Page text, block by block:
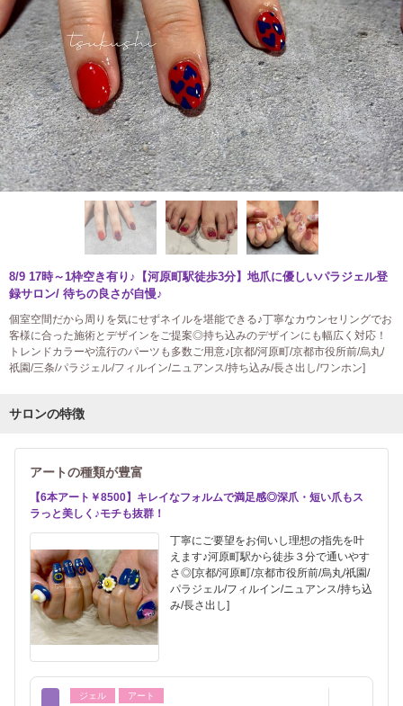
8/9 17時～1枠空き有り♪【河原町駅徒歩3分】地爪に優しいパラジェル登
録サロン/ 待ちの良さが自慢♪
個室空間だから周りを気にせずネイルを堪能できる♪丁寧なカウンセリングでお
客様に合った施術とデザインをご提案◎持ち込みのデザインにも幅広く対応！
トレンドカラーや流行のパーツも多数ご用意♪[京都/河原町/京都市役所前/烏丸/
祇園/三条/パラジェル/フィルイン/ニュアンス/持ち込み/長さ出し/ワンホン]
サロンの特徴
アートの種類が豊富
【6本アート￥8500】キレイなフォルムで満足感◎深爪・短い爪もス
ラっと美しく♪モチも抜群！
丁寧にご要望をお伺いし理想の指先を叶
えます♪河原町駅から徒歩３分で通いやす
さ◎[京都/河原町/京都市役所前/烏丸/祇園/
パラジェル/フィルイン/ニュアンス/持ち込
み/長さ出し]
ジェル アート